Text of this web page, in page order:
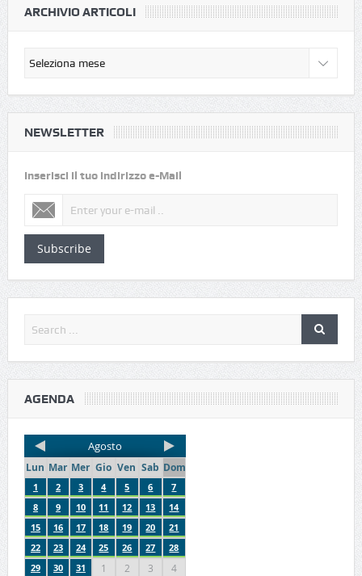
ARCHIVIO ARTICOLI
NEWSLETTER
Inserisci il tuo indirizzo e-Mail
Subscribe
AGENDA
Agosto
Lun Mar Mer Gio Ven Sab Dom
1 2 3 4 5 6
7
8
9 10 11 12 13
14
15
16 17 18 19 20
21
22
23 24 25 26 27
28
29
30 31 1 2 3 4